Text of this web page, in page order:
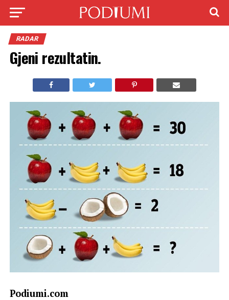
RADAR
Gjeni rezultatin.
Podiumi.com